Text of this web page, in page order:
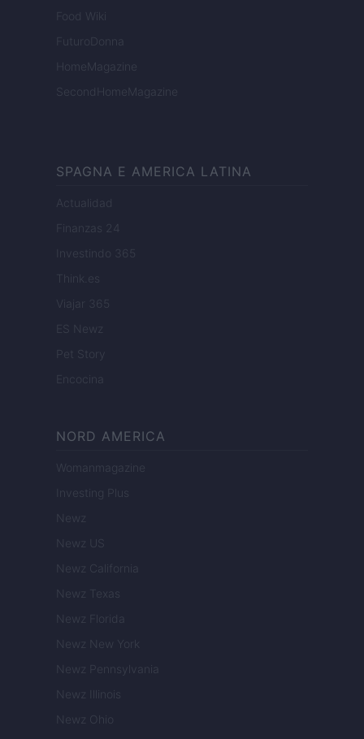
Food Wiki
FuturoDonna
HomeMagazine
SecondHomeMagazine
SPAGNA E AMERICA LATINA
Actualidad
Finanzas 24
Investindo 365
Think.es
Viajar 365
ES Newz
Pet Story
Encocina
NORD AMERICA
Womanmagazine
Investing Plus
Newz
Newz US
Newz California
Newz Texas
Newz Florida
Newz New York
Newz Pennsylvania
Newz Illinois
Newz Ohio